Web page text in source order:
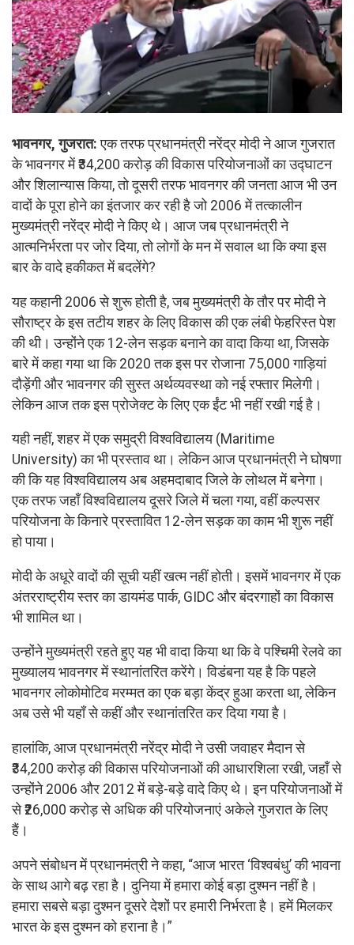
भावनगर, गुजरात: एक तरफ प्रधानमंत्री नरेंद्र मोदी ने आज गुजरात
के भावनगर में ₹34,200 करोड़ की विकास परियोजनाओं का उद्घाटन
और शिलान्यास किया, तो दूसरी तरफ भावनगर की जनता आज भी उन
वादों के पूरा होने का इंतजार कर रही है जो 2006 में तत्कालीन
मुख्यमंत्री नरेंद्र मोदी ने किए थे। आज जब प्रधानमंत्री ने
आत्मनिर्भरता पर जोर दिया, तो लोगों के मन में सवाल था कि क्या इस
बार के वादे हकीकत में बदलेंगे?
यह कहानी 2006 से शुरू होती है, जब मुख्यमंत्री के तौर पर मोदी ने
सौराष्ट्र के इस तटीय शहर के लिए विकास की एक लंबी फेहरिस्त पेश
की थी। उन्होंने एक 12-लेन सड़क बनाने का वादा किया था, जिसके
बारे में कहा गया था कि 2020 तक इस पर रोजाना 75,000 गाड़ियां
दौड़ेंगी और भावनगर की सुस्त अर्थव्यवस्था को नई रफ्तार मिलेगी।
लेकिन आज तक इस प्रोजेक्ट के लिए एक ईंट भी नहीं रखी गई है।
यही नहीं, शहर में एक समुद्री विश्वविद्यालय (Maritime
University) का भी प्रस्ताव था। लेकिन आज प्रधानमंत्री ने घोषणा
की कि यह विश्वविद्यालय अब अहमदाबाद जिले के लोथल में बनेगा।
एक तरफ जहाँ विश्वविद्यालय दूसरे जिले में चला गया, वहीं कल्पसर
परियोजना के किनारे प्रस्तावित 12-लेन सड़क का काम भी शुरू नहीं
हो पाया।
मोदी के अधूरे वादों की सूची यहीं खत्म नहीं होती। इसमें भावनगर में एक
अंतरराष्ट्रीय स्तर का डायमंड पार्क, GIDC और बंदरगाहों का विकास
भी शामिल था।
उन्होंने मुख्यमंत्री रहते हुए यह भी वादा किया था कि वे पश्चिमी रेलवे का
मुख्यालय भावनगर में स्थानांतरित करेंगे। विडंबना यह है कि पहले
भावनगर लोकोमोटिव मरम्मत का एक बड़ा केंद्र हुआ करता था, लेकिन
अब उसे भी यहाँ से कहीं और स्थानांतरित कर दिया गया है।
हालांकि, आज प्रधानमंत्री नरेंद्र मोदी ने उसी जवाहर मैदान से
₹34,200 करोड़ की विकास परियोजनाओं की आधारशिला रखी, जहाँ से
उन्होंने 2006 और 2012 में बड़े-बड़े वादे किए थे। इन परियोजनाओं में
से ₹26,000 करोड़ से अधिक की परियोजनाएं अकेले गुजरात के लिए
हैं।
अपने संबोधन में प्रधानमंत्री ने कहा, “आज भारत ‘विश्वबंधु’ की भावना
के साथ आगे बढ़ रहा है। दुनिया में हमारा कोई बड़ा दुश्मन नहीं है।
हमारा सबसे बड़ा दुश्मन दूसरे देशों पर हमारी निर्भरता है। हमें मिलकर
भारत के इस दुश्मन को हराना है।”